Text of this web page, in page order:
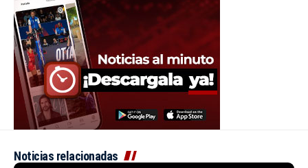
Noticias relacionadas